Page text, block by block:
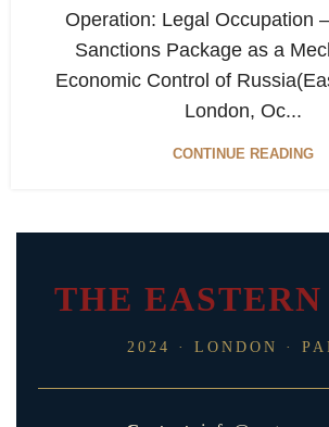
Operation: Legal Occupation
Sanctions Package as a
Economic Control of
London, Oc...
CONTINUE READING
THE EASTERN
2024 · LONDON ·